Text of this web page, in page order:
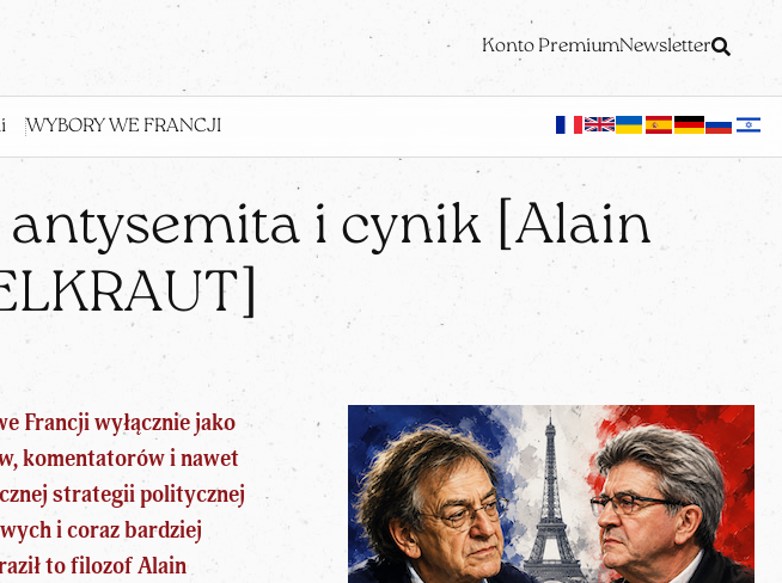
Konto PremiumNewsletter
WYBORY WE FRANCJI
antysemita i cynik [Alain
Francji wyłącznie jako
komentatorów i nawet
strategii politycznej
i coraz bardziej
to filozof Alain